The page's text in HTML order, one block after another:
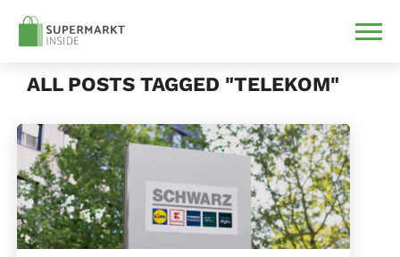
ALL POSTS TAGGED "TELEKOM"